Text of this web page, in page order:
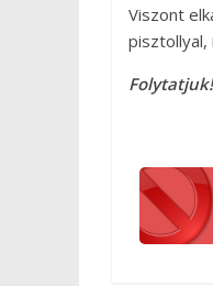
Viszont
pisztollyal,
Folytatjuk!